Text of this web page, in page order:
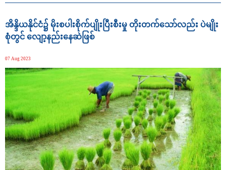
အိန္ဒိယနိုင်ငံ၌ မိုးစပါးစိုက်ပျိုးပြီးစီးမှု တိုးတက်သော်လည်း ပဲမျိုး
စုံတွင် လျော့နည်းနေဆဲဖြစ်
07 Aug 2023